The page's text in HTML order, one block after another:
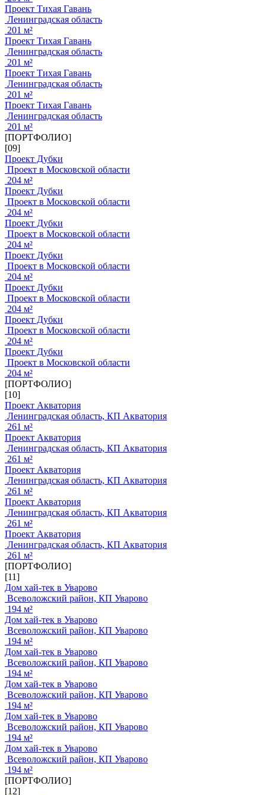
Проект Тихая Гавань
Ленинградская область
201 м²
Проект Тихая Гавань
Ленинградская область
201 м²
Проект Тихая Гавань
Ленинградская область
201 м²
Проект Тихая Гавань
Ленинградская область
201 м²
[ПОРТФОЛИО]
[09]
Проект Дубки
Проект в Московской области
204 м²
Проект Дубки
Проект в Московской области
204 м²
Проект Дубки
Проект в Московской области
204 м²
Проект Дубки
Проект в Московской области
204 м²
Проект Дубки
Проект в Московской области
204 м²
Проект Дубки
Проект в Московской области
204 м²
Проект Дубки
Проект в Московской области
204 м²
[ПОРТФОЛИО]
[10]
Проект Акватория
Ленинградская область, КП Акватория
261 м²
Проект Акватория
Ленинградская область, КП Акватория
261 м²
Проект Акватория
Ленинградская область, КП Акватория
261 м²
Проект Акватория
Ленинградская область, КП Акватория
261 м²
Проект Акватория
Ленинградская область, КП Акватория
261 м²
[ПОРТФОЛИО]
[11]
Дом хай-тек в Уварово
Всеволожский район, КП Уварово
194 м²
Дом хай-тек в Уварово
Всеволожский район, КП Уварово
194 м²
Дом хай-тек в Уварово
Всеволожский район, КП Уварово
194 м²
Дом хай-тек в Уварово
Всеволожский район, КП Уварово
194 м²
Дом хай-тек в Уварово
Всеволожский район, КП Уварово
194 м²
Дом хай-тек в Уварово
Всеволожский район, КП Уварово
194 м²
[ПОРТФОЛИО]
[12]